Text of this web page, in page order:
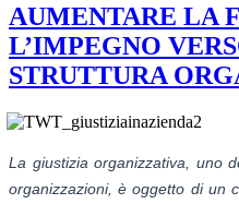
AUMENTARE LA
L’IMPEGNO
STRUTTURA
La giustizia organizzativa, uno
organizzazioni, è oggetto di un